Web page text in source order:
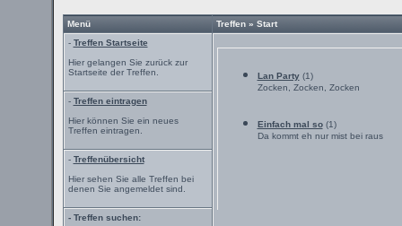
Menü
Treffen » Start
- Treffen Startseite
Hier gelangen Sie zurück zur
Startseite der Treffen.
Lan Party(1)
Zocken, Zocken, Zocken
Einfach mal so(1)
Da kommt eh nur mist bei raus
- Treffen eintragen
Hier können Sie ein neues
Treffen eintragen.
- Treffenübersicht
Hier sehen Sie alle Treffen bei
denen Sie angemeldet sind.
- Treffen suchen: